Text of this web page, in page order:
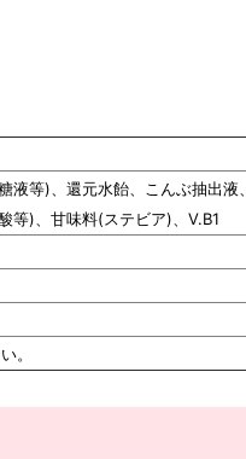
等)、還元水飴、こんぶ抽出液、
等)、甘味料(ステビア)、V.B1
。